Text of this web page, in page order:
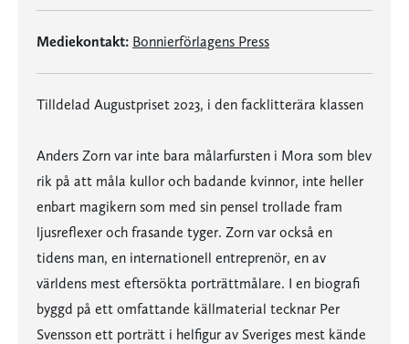
Mediekontakt: Bonnierförlagens Press
Tilldelad Augustpriset 2023, i den facklitterära klassen
Anders Zorn var inte bara målarfursten i Mora som blev
rik på att måla kullor och badande kvinnor, inte heller
enbart magikern som med sin pensel trollade fram
ljusreflexer och frasande tyger. Zorn var också en
tidens man, en internationell entreprenör, en av
världens mest eftersökta porträttmålare. I en biografi
byggd på ett omfattande källmaterial tecknar Per
Svensson ett porträtt i helfigur av Sveriges mest kände